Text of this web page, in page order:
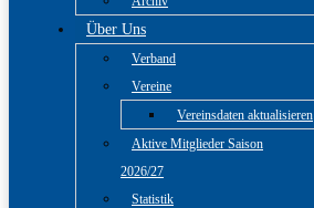
Über Uns
Verband
Vereine
Vereinsdaten aktualisieren
Aktive Mitglieder Saison
2026/27
Statistik